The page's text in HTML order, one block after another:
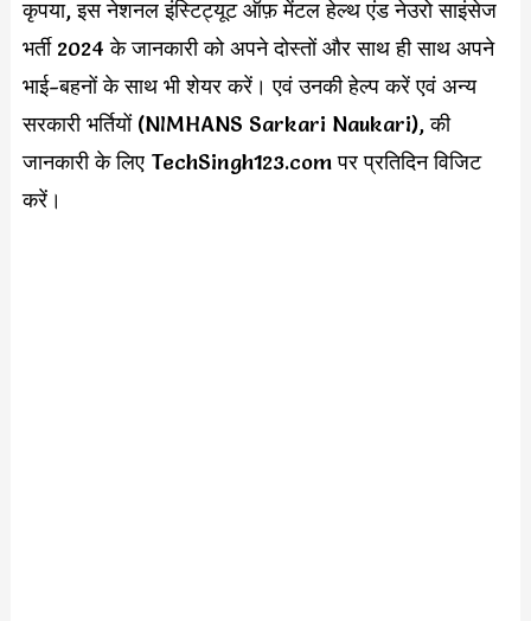
कृपया, इस नेशनल इंस्टिट्यूट ऑफ़ मेंटल हेल्थ एंड नेउरो साइंसेज
भर्ती 2024 के जानकारी को अपने दोस्तों और साथ ही साथ अपने
भाई-बहनों के साथ भी शेयर करें। एवं उनकी हेल्प करें एवं अन्य
सरकारी भर्तियों (NIMHANS Sarkari Naukari), की
जानकारी के लिए TechSingh123.com पर प्रतिदिन विजिट
करें।